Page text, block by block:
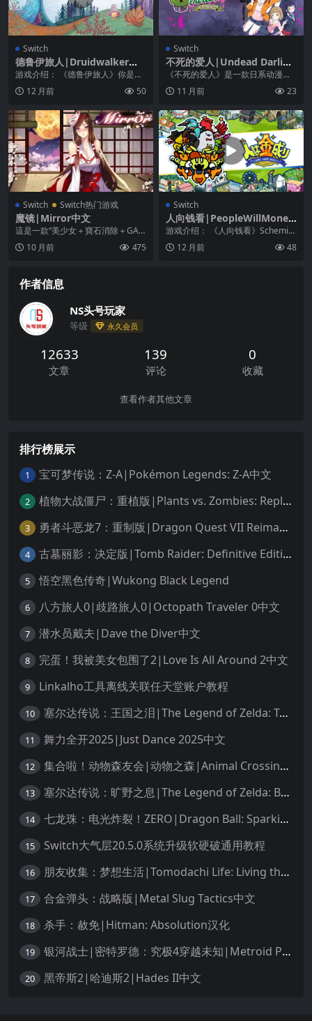
Switch
德鲁伊旅人|Druidwalker中
文
游戏介绍： 《德鲁伊旅人》你是一
个为森林过冬做准备的德鲁伊。以
自己的节奏穿越小路...
12 月前 50
Switch
不死的爱人|Undead Darling
《不死的爱人》是一款日系动漫类
的冒险游戏，有意思的是将《地牢
爬行》的风格充分的融...
11 月前 23
Switch Switch热门游戏
魔镜|Mirror中文
這是一款“美少女＋寶石消除＋GAL
GAME”結合的遊戲。你在异世界里
邂逅各种各样...
10 月前 475
Switch
人向钱看|PeopleWillMoney
中文
游戏介绍： 《人向钱看》Schemin
g决定谁获胜！？管理棋盘游戏。
这个游戏是...
12 月前 48
作者信息
NS头号玩家
等级 永久会员
12633
文章
139
评论
0
收藏
查看作者其他文章
排行榜展示
1 宝可梦传说：Z-A|Pokémon Legends: Z-A中文
2 植物大战僵尸：重植版|Plants vs. Zombies: Replanted中文
3 勇者斗恶龙7：重制版|Dragon Quest VII Reimagined中文
4 古墓丽影：决定版|Tomb Raider: Definitive Edition中文
5 悟空黑色传奇|Wukong Black Legend
6 八方旅人0|歧路旅人0|Octopath Traveler 0中文
7 潜水员戴夫|Dave the Diver中文
8 完蛋！我被美女包围了2|Love Is All Around 2中文
9 Linkalho工具离线关联任天堂账户教程
10 塞尔达传说：王国之泪|The Legend of Zelda: Tears of the Kingdom中文
11 舞力全开2025|Just Dance 2025中文
12 集合啦！动物森友会|动物之森|Animal Crossing: New Horizons中文
13 塞尔达传说：旷野之息|The Legend of Zelda: Breath of the Wild中文
14 七龙珠：电光炸裂！ZERO|Dragon Ball: Sparking! Zero中文
15 Switch大气层20.5.0系统升级软硬破通用教程
16 朋友收集：梦想生活|Tomodachi Life: Living the Dream中文
17 合金弹头：战略版|Metal Slug Tactics中文
18 杀手：赦免|Hitman: Absolution汉化
19 银河战士|密特罗德：究极4穿越未知|Metroid Prime 4: Beyond中文
20 黑帝斯2|哈迪斯2|Hades II中文